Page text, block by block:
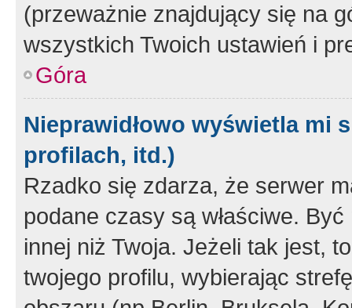
(przeważnie znajdujący się na
wszystkich Twoich ustawień i
Góra
Nieprawidłowo wyświetla mi
profilach, itd.)
Rzadko się zdarza, że serwer
podane czasy są właściwe.
innej niż Twoja. Jeżeli tak jest,
twojego profilu, wybierając